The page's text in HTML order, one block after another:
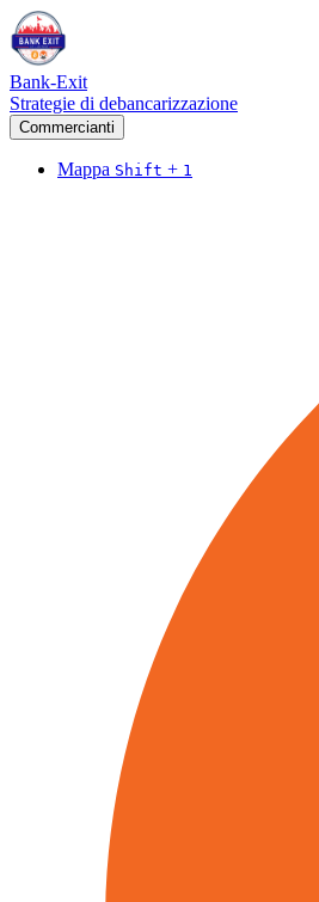
Bank-Exit
Strategie di debancarizzazione
Commercianti
Mappa Shift + 1